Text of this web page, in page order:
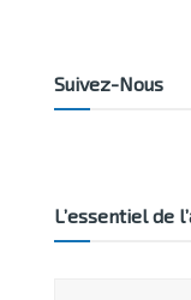
Suivez-Nous
L’essentiel de